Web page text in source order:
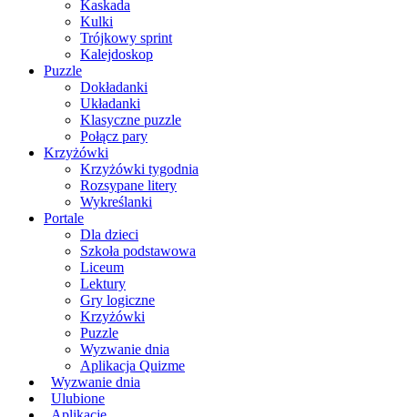
Kaskada
Kulki
Trójkowy sprint
Kalejdoskop
Puzzle
Dokładanki
Układanki
Klasyczne puzzle
Połącz pary
Krzyżówki
Krzyżówki tygodnia
Rozsypane litery
Wykreślanki
Portale
Dla dzieci
Szkoła podstawowa
Liceum
Lektury
Gry logiczne
Krzyżówki
Puzzle
Wyzwanie dnia
Aplikacja Quizme
Wyzwanie dnia
Ulubione